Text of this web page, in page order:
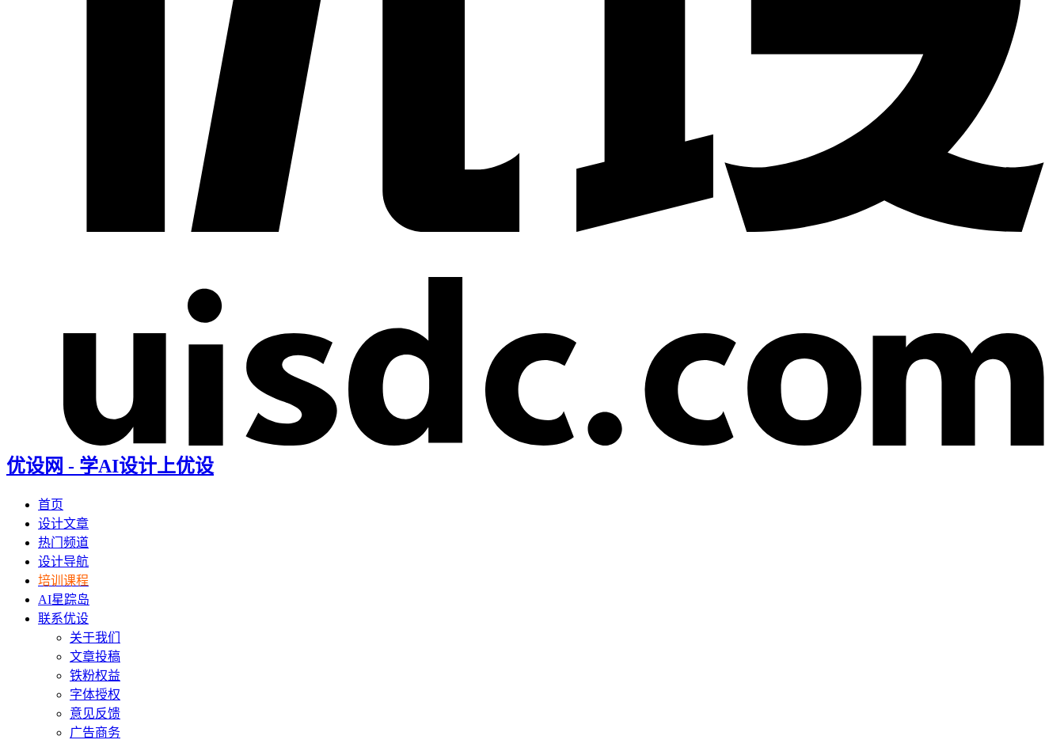
优设网 - 学AI设计上优设
首页
设计文章
热门频道
设计导航
培训课程
AI星踪岛
联系优设
关于我们
文章投稿
铁粉权益
字体授权
意见反馈
广告商务